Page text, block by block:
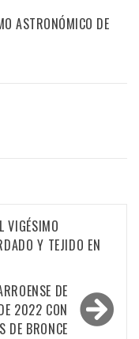
ASTRONÓMICO DE
VIGÉSIMO
Y TEJIDO EN
DE
2022 CON
DE BRONCE